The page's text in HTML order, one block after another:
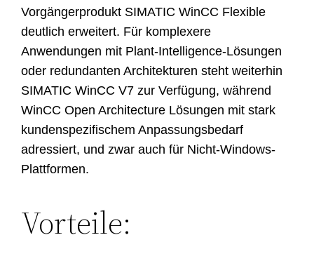
Vorgängerprodukt SIMATIC WinCC Flexible
deutlich erweitert. Für komplexere
Anwendungen mit Plant-Intelligence-Lösungen
oder redundanten Architekturen steht weiterhin
SIMATIC WinCC V7 zur Verfügung, während
WinCC Open Architecture Lösungen mit stark
kundenspezifischem Anpassungsbedarf
adressiert, und zwar auch für Nicht-Windows-
Plattformen.
Vorteile: